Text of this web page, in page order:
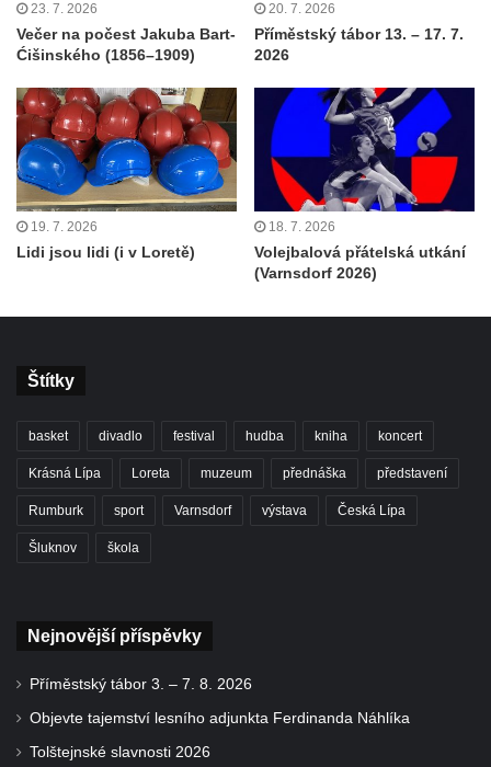
23. 7. 2026
Večer na počest Jakuba Bart-
Ćišinského (1856–1909)
20. 7. 2026
Příměstský tábor 13. – 17. 7.
2026
19. 7. 2026
Lidi jsou lidi (i v Loretě)
18. 7. 2026
Volejbalová přátelská utkání
(Varnsdorf 2026)
Štítky
basket divadlo festival hudba kniha koncert
Krásná Lípa Loreta muzeum přednáška představení
Rumburk sport Varnsdorf výstava Česká Lípa
Šluknov škola
Nejnovější příspěvky
Příměstský tábor 3. – 7. 8. 2026
Objevte tajemství lesního adjunkta Ferdinanda Náhlíka
Tolštejnské slavnosti 2026